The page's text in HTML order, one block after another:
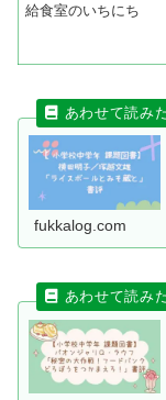
給食室のいちにち
fukkalog.com